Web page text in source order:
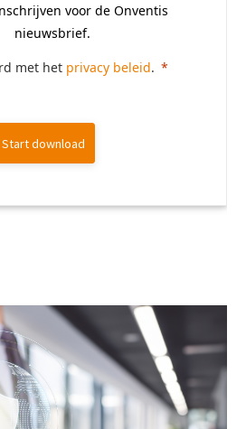
voor de Onventis
nieuwsbrief.
met het privacy beleid.
Start download